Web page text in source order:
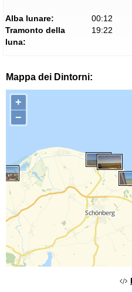
Alba lunare:
00:12
Tramonto della
luna:
19:22
Mappa dei Dintorni:
+
−